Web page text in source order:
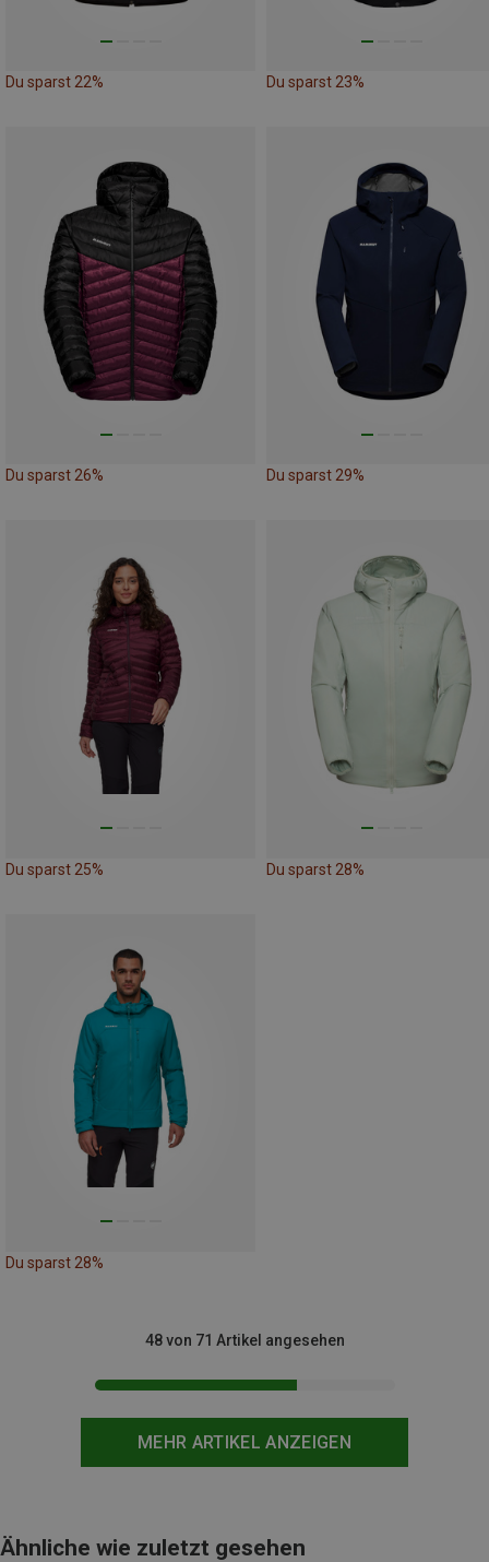
Du sparst 22% Du sparst 23%
Du sparst 26% Du sparst 29%
Du sparst 25% Du sparst 28%
Du sparst 28%
MEHR ARTIKEL ANZEIGEN
48 von 71 Artikel angesehen
Ähnliche wie zuletzt gesehen